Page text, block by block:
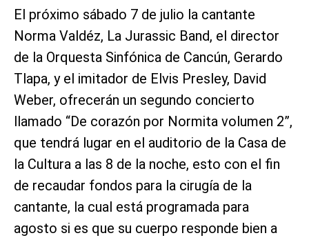
El próximo sábado 7 de julio la cantante
Norma Valdéz, La Jurassic Band, el director
de la Orquesta Sinfónica de Cancún, Gerardo
Tlapa, y el imitador de Elvis Presley, David
Weber, ofrecerán un segundo concierto
llamado “De corazón por Normita volumen 2”,
que tendrá lugar en el auditorio de la Casa de
la Cultura a las 8 de la noche, esto con el fin
de recaudar fondos para la cirugía de la
cantante, la cual está programada para
agosto si es que su cuerpo responde bien a